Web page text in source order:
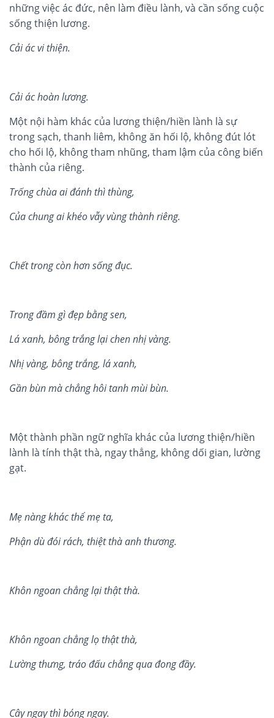
những việc ác đức, nên làm điều lành, và cần sống cuộc
sống thiện lương.
Cải ác vi thiện.
Cải ác hoàn lương.
Một nội hàm khác của lương thiện/hiền lành là sự
trong sạch, thanh liêm, không ăn hối lộ, không đút lót
cho hối lộ, không tham nhũng, tham lậm của công biến
thành của riêng.
Trống chùa ai đánh thì thùng,
Của chung ai khéo vẫy vùng thành riêng.
Chết trong còn hơn sống đục.
Trong đầm gì đẹp bằng sen,
Láxanh, bông trắng lại chen nhị vàng.
Nhị vàng, bông trắng, láxanh,
Gần bùn màchẳng hôi tanh mùi bùn.
Một thành phần ngữ nghĩa khác của lương thiện/hiền
lành là tính thật thà, ngay thẳng, không dối gian, lường
gạt.
Mẹ nàng khác thể mẹ ta,
Phận dù đói rách, thiệt thà anh thương.
Khôn ngoan chẳng lại thật thà.
Khôn ngoan chẳng lọthật thà,
Lường thưng, tráo đấu chẳng quađong đầy.
Cây ngay thìbóng ngay.